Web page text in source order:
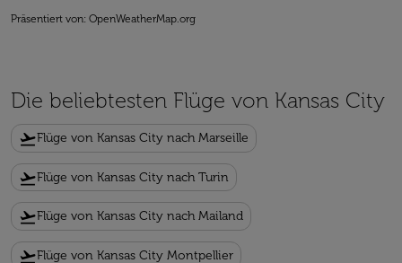
Präsentiert von: OpenWeatherMap.org
Die beliebtesten Flüge von Kansas City
flight_takeoffFlüge von Kansas City nach Marseille
flight_takeoffFlüge von Kansas City nach Turin
flight_takeoffFlüge von Kansas City nach Mailand
flight_takeoffFlüge von Kansas City Montpellier